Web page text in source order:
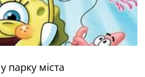
парку міста